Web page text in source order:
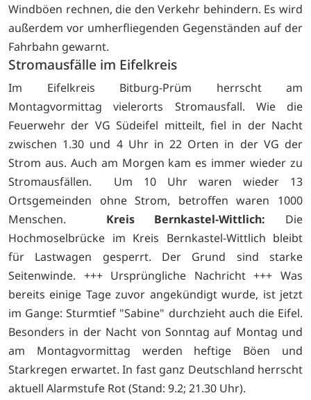
Windböen rechnen, die den Verkehr behindern. Es wird
außerdem vor umherfliegenden Gegenständen auf der
Fahrbahn gewarnt.
Stromausfälle im Eifelkreis
Im Eifelkreis Bitburg-Prüm herrscht am
Montagvormittag vielerorts Stromausfall. Wie die
Feuerwehr der VG Südeifel mitteilt, fiel in der Nacht
zwischen 1.30 und 4 Uhr in 22 Orten in der VG der
Strom aus. Auch am Morgen kam es immer wieder zu
Stromausfällen. Um 10 Uhr waren wieder 13
Ortsgemeinden ohne Strom, betroffen waren 1000
Menschen. Kreis Bernkastel-Wittlich: Die
Hochmoselbrücke im Kreis Bernkastel-Wittlich bleibt
für Lastwagen gesperrt. Der Grund sind starke
Seitenwinde. +++ Ursprüngliche Nachricht +++ Was
bereits einige Tage zuvor angekündigt wurde, ist jetzt
im Gange: Sturmtief "Sabine" durchzieht auch die Eifel.
Besonders in der Nacht von Sonntag auf Montag und
am Montagvormittag werden heftige Böen und
Starkregen erwartet. In fast ganz Deutschland herrscht
aktuell Alarmstufe Rot (Stand: 9.2; 21.30 Uhr).